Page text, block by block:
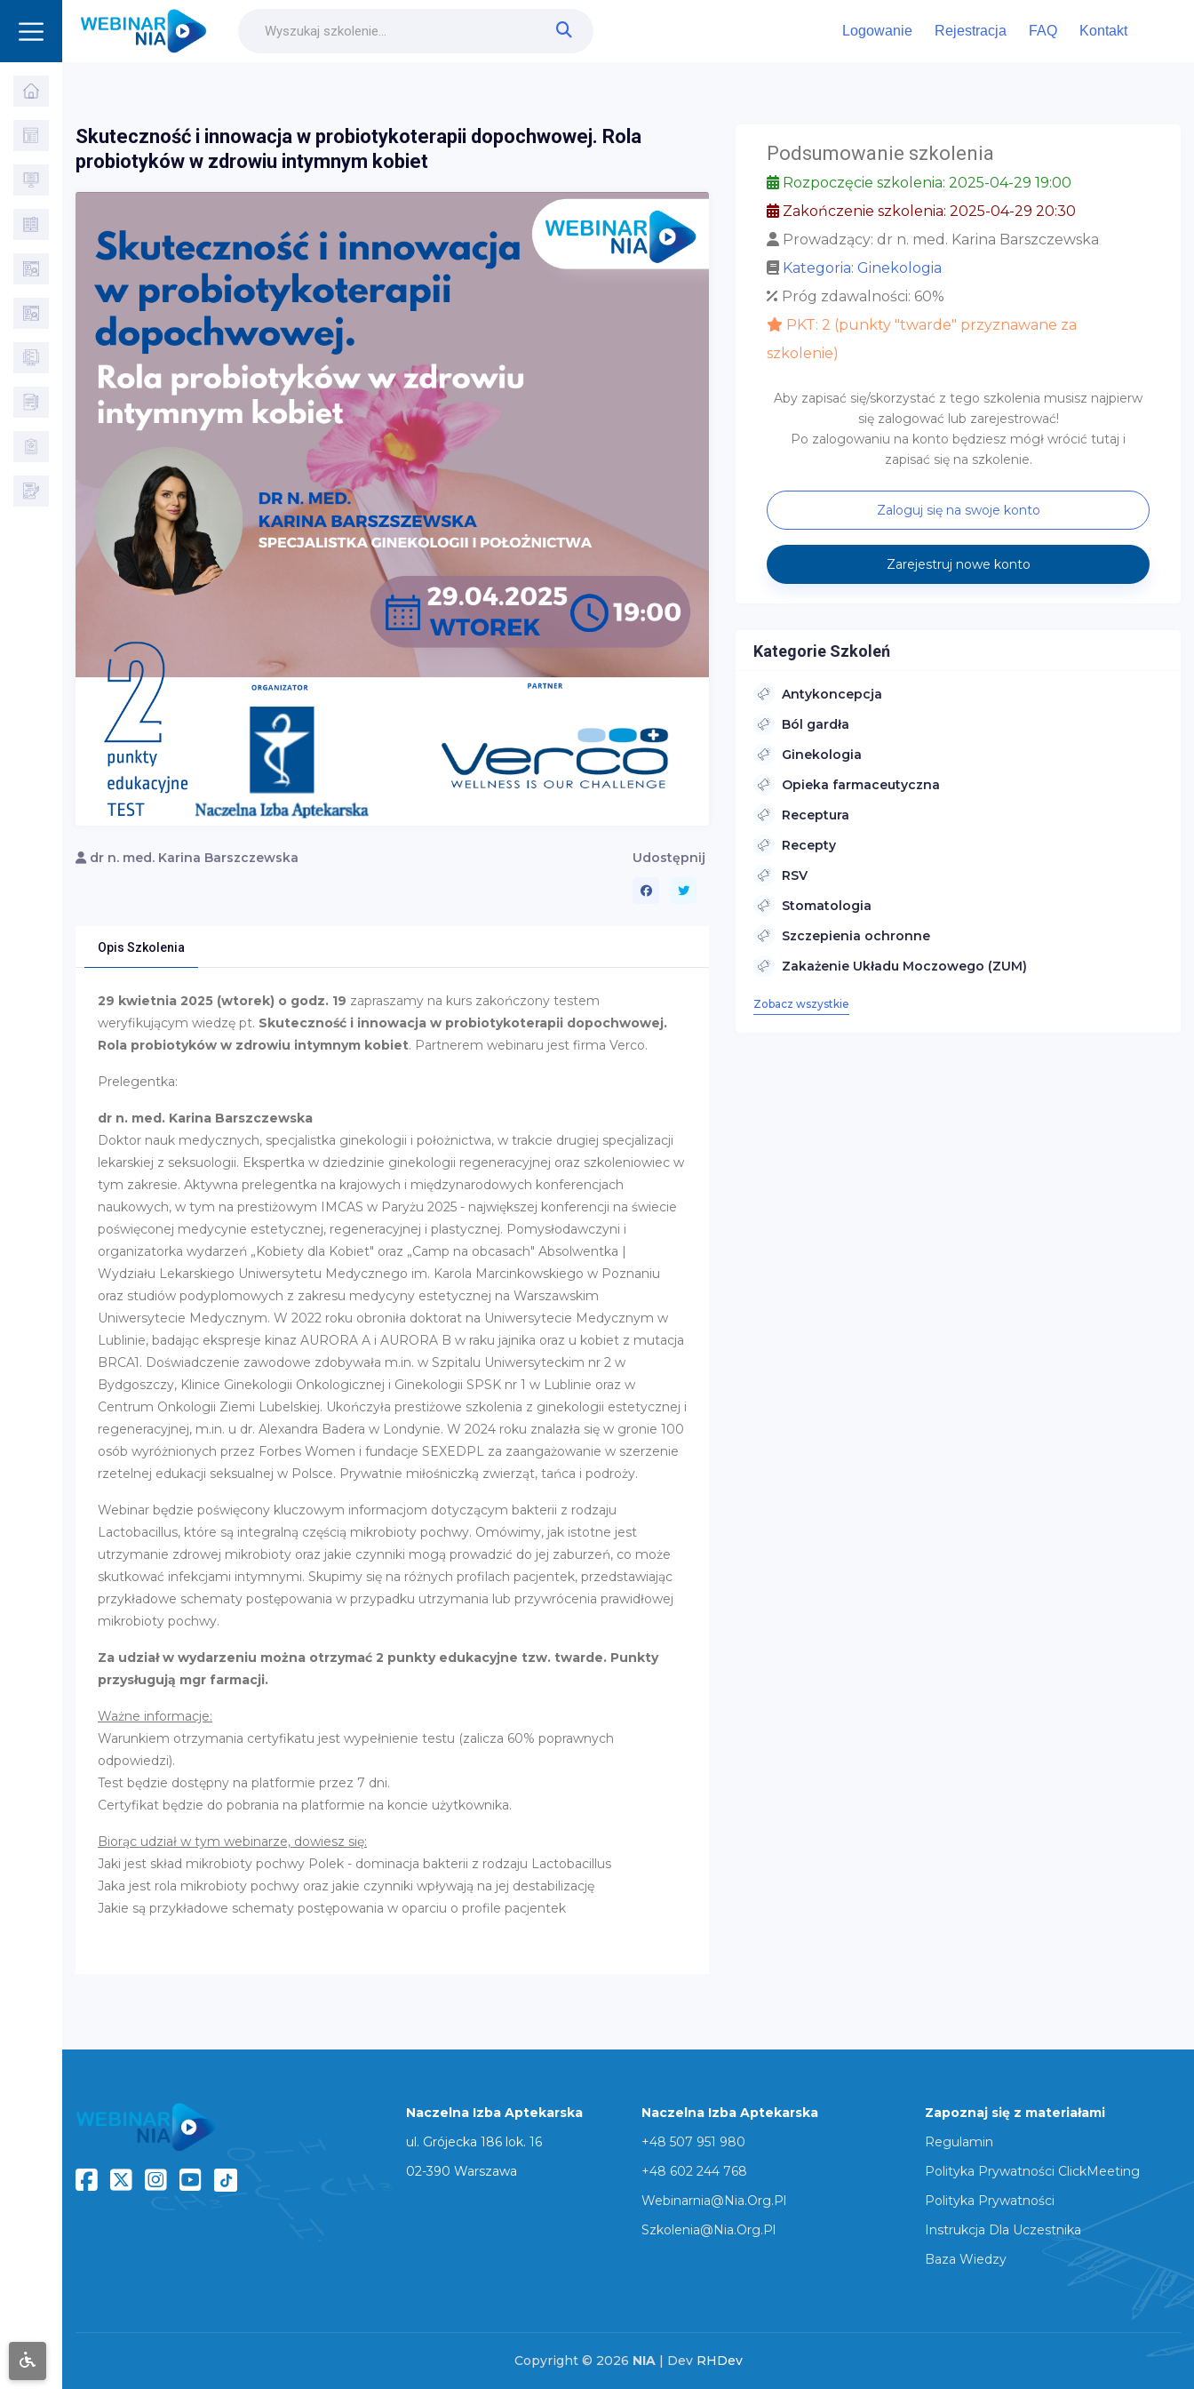
Logowanie Rejestracja FAQ Kontakt
Skuteczność i innowacja w probiotykoterapii dopochwowej. Rola
probiotyków w zdrowiu intymnym kobiet
dr n. med. Karina Barszczewska Udostępnij
Opis Szkolenia
29 kwietnia 2025 (wtorek) o godz. 19 zapraszamy na kurs zakończony testem
weryfikującym wiedzę pt. Skuteczność i innowacja w probiotykoterapii dopochwowej.
Rola probiotyków w zdrowiu intymnym kobiet. Partnerem webinaru jest firma Verco.
Prelegentka:
dr n. med. Karina Barszczewska
Doktor nauk medycznych, specjalistka ginekologii i położnictwa, w trakcie drugiej specjalizacji
lekarskiej z seksuologii. Ekspertka w dziedzinie ginekologii regeneracyjnej oraz szkoleniowiec w
tym zakresie. Aktywna prelegentka na krajowych i międzynarodowych konferencjach
naukowych, w tym na prestiżowym IMCAS w Paryżu 2025 - największej konferencji na świecie
poświęconej medycynie estetycznej, regeneracyjnej i plastycznej. Pomysłodawczyni i
organizatorka wydarzeń „Kobiety dla Kobiet" oraz „Camp na obcasach" Absolwentka |
Wydziału Lekarskiego Uniwersytetu Medycznego im. Karola Marcinkowskiego w Poznaniu
oraz studiów podyplomowych z zakresu medycyny estetycznej na Warszawskim
Uniwersytecie Medycznym. W 2022 roku obroniła doktorat na Uniwersytecie Medycznym w
Lublinie, badając ekspresje kinaz AURORA A i AURORA B w raku jajnika oraz u kobiet z mutacja
BRCA1. Doświadczenie zawodowe zdobywała m.in. w Szpitalu Uniwersyteckim nr 2 w
Bydgoszczy, Klinice Ginekologii Onkologicznej i Ginekologii SPSK nr 1 w Lublinie oraz w
Centrum Onkologii Ziemi Lubelskiej. Ukończyła prestiżowe szkolenia z ginekologii estetycznej i
regeneracyjnej, m.in. u dr. Alexandra Badera w Londynie. W 2024 roku znalazła się w gronie 100
osób wyróżnionych przez Forbes Women i fundacje SEXEDPL za zaangażowanie w szerzenie
rzetelnej edukacji seksualnej w Polsce. Prywatnie miłośniczką zwierząt, tańca i podroży.
Webinar będzie poświęcony kluczowym informacjom dotyczącym bakterii z rodzaju
Lactobacillus, które są integralną częścią mikrobioty pochwy. Omówimy, jak istotne jest
utrzymanie zdrowej mikrobioty oraz jakie czynniki mogą prowadzić do jej zaburzeń, co może
skutkować infekcjami intymnymi. Skupimy się na różnych profilach pacjentek, przedstawiając
przykładowe schematy postępowania w przypadku utrzymania lub przywrócenia prawidłowej
mikrobioty pochwy.
Za udział w wydarzeniu można otrzymać 2 punkty edukacyjne tzw. twarde. Punkty
przysługują mgr farmacji.
Ważne informacje:
Warunkiem otrzymania certyfikatu jest wypełnienie testu (zalicza 60% poprawnych
odpowiedzi).
Test będzie dostępny na platformie przez 7 dni.
Certyfikat będzie do pobrania na platformie na koncie użytkownika.
Biorąc udział w tym webinarze, dowiesz się:
Jaki jest skład mikrobioty pochwy Polek - dominacja bakterii z rodzaju Lactobacillus
Jaka jest rola mikrobioty pochwy oraz jakie czynniki wpływają na jej destabilizację
Jakie są przykładowe schematy postępowania w oparciu o profile pacjentek
Podsumowanie szkolenia
Rozpoczęcie szkolenia: 2025-04-29 19:00
Zakończenie szkolenia: 2025-04-29 20:30
Prowadzący: dr n. med. Karina Barszczewska
Kategoria: Ginekologia
Próg zdawalności: 60%
PKT: 2 (punkty "twarde" przyznawane za
szkolenie)
Aby zapisać się/skorzystać z tego szkolenia musisz najpierw
się zalogować lub zarejestrować!
Po zalogowaniu na konto będziesz mógł wrócić tutaj i
zapisać się na szkolenie.
Zaloguj się na swoje konto
Zarejestruj nowe konto
Kategorie Szkoleń
Antykoncepcja
Ból gardła
Ginekologia
Opieka farmaceutyczna
Receptura
Recepty
RSV
Stomatologia
Szczepienia ochronne
Zakażenie Układu Moczowego (ZUM)
Zobacz wszystkie
Naczelna Izba Aptekarska
ul. Grójecka 186 lok. 16
02-390 Warszawa
Naczelna Izba Aptekarska
+48 507 951 980
+48 602 244 768
Webinarnia@nia.org.pl
Szkolenia@nia.org.pl
Zapoznaj się z materiałami
Regulamin
Polityka Prywatności ClickMeeting
Polityka Prywatności
Instrukcja Dla Uczestnika
Baza Wiedzy
Copyright © 2026 NIA| Dev RHDev